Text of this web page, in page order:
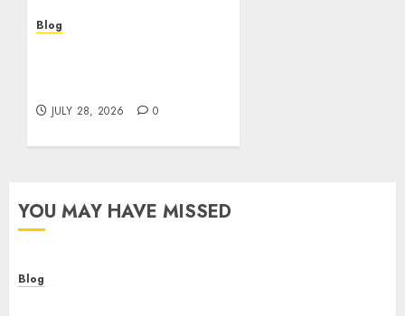
Blog
JULY 28, 2026 0
YOU MAY HAVE MISSED
Blog